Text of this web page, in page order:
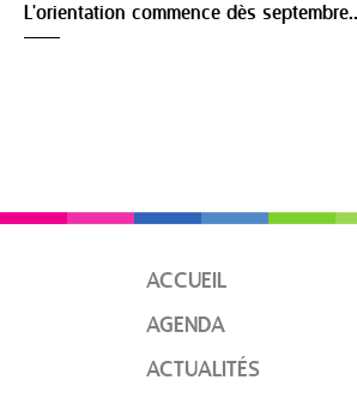
L'orientation commence dès
ACCUEIL
AGENDA
ACTUALITÉS